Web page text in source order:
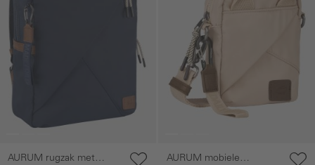
AURUM rugzak met
AURUM mobiele